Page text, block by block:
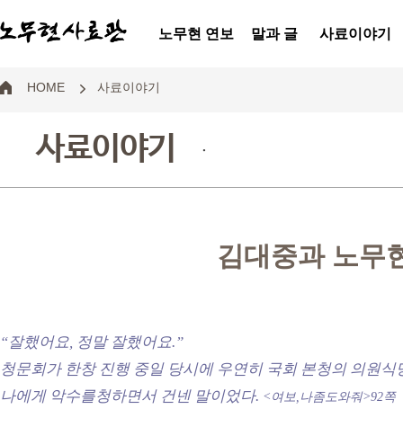
노무현 연보 말과 글 사료이야기
HOME 사료이야기
사료이야기 .
김대중과 노무
“잘했어요, 정말 잘했어요.”
청문회가 한창 진행 중일 당시에 우연히 국회 본청의 의원식
나에게 악수를청하면서 건넨 말이었다. <여보,나좀도와줘>92쪽